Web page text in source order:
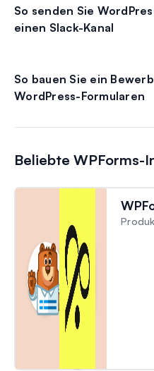
So senden Sie
einen Slack-Kanal
So bauen Sie ein
WordPress-Formularen
Beliebte WPForms-